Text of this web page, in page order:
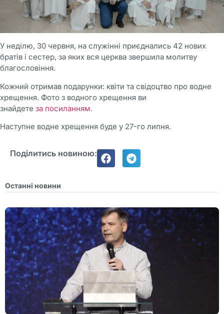
У неділю, 30 червня, на служінні приєднались 42 нових
братів і сестер, за яких вся церква звершила молитву
благословіння.
Кожний отримав подарунки: квіти та свідоцтво про водне
хрещення. Фото з водного хрещення ви
знайдете за посиланням.
Наступне водне хрещення буде у 27-го липня.
Поділитись новиною:
Останні новини